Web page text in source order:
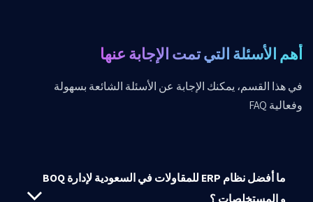
أهم الأسئلة التي تمت الإجابة عنها
في هذا القسم، يمكنك الإجابة عن الأسئلة الشائعة بسهولة
وفعالية FAQ
ما أفضل نظام ERP للمقاولات في السعودية لإدارة BOQ
و المستخلصات ؟